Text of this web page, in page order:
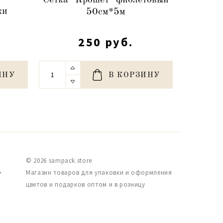
50см*5м
250 руб.
В КОРЗИНУ
© 2026 sampack.store
Магазин товаров для упаковки и оформления
цветов и подарков оптом и в розницу